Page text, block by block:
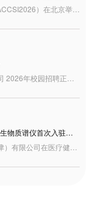
喜报！一季度狂揽500万迎“开门红”，东西分析微生物质谱仪首次入驻天津疾控！